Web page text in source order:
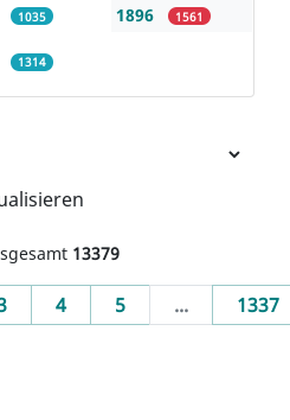
1035
1314
1896 1561
13379
4 5 ... 1337